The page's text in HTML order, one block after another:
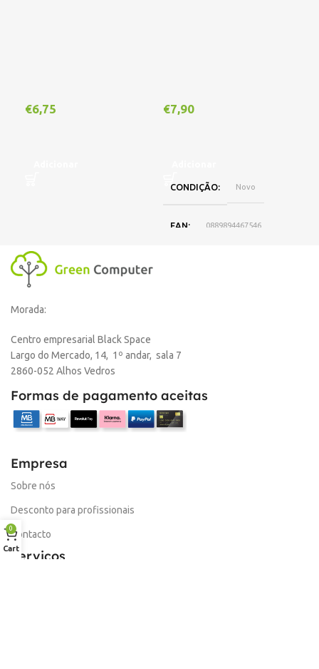
€6,75 €7,90
CONDIÇÃO Novo
EAN 0889894467546
MARCA
Morada:
Centro empresarial Black Space
Largo do Mercado, 14, 1º andar, sala 7
2860-052 Alhos Vedros
Formas de pagamento aceitas
Empresa
Sobre nós
Desconto para profissionais
Contacto
Serviços
0
Cart